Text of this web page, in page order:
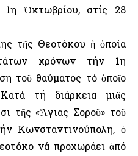
Ὀκτωβρίου, στίς 28
τῆς Θεοτόκου ἡ ὁποία
χρόνων τήν 1η
τοῦ θαύματος τό ὁποῖο
τή διάρκεια μιᾶς
τῆς «Ἅγιας Σοροῦ» τοῦ
Κωνσταντινούπολη, ὁ
νά προχωράει ἀπό